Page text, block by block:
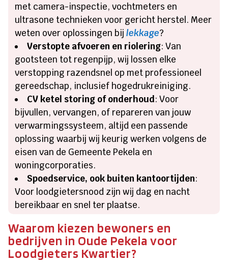
met camera-inspectie, vochtmeters en
ultrasone technieken voor gericht herstel. Meer
weten over oplossingen bijlekkage?
Verstopte afvoeren en riolering: Van
gootsteen tot regenpijp, wij lossen elke
verstopping razendsnel op met professioneel
gereedschap, inclusief hogedrukreiniging.
CV ketel storing of onderhoud: Voor
bijvullen, vervangen, of repareren van jouw
verwarmingssysteem, altijd een passende
oplossing waarbij wij keurig werken volgens de
eisen van de Gemeente Pekela en
woningcorporaties.
Spoedservice, ook buiten kantoortijden:
Voor loodgietersnood zijn wij dag en nacht
bereikbaar en snel ter plaatse.
Waarom kiezen bewoners en
bedrijven in Oude Pekela voor
Loodgieters Kwartier?